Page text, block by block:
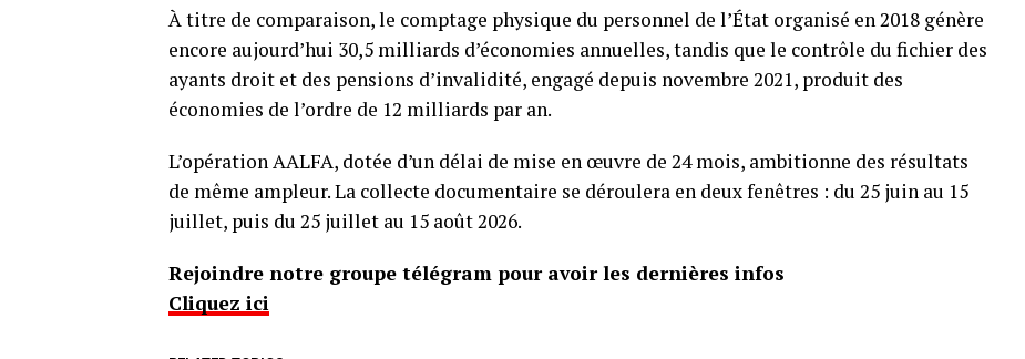
À titre de comparaison, le comptage physique du personnel de l’État organisé en 2018 génère
encore aujourd’hui 30,5 milliards d’économies annuelles, tandis que le contrôle du fichier des
ayants droit et des pensions d’invalidité, engagé depuis novembre 2021, produit des
économies de l’ordre de 12 milliards par an.
L’opération AALFA, dotée d’un délai de mise en œuvre de 24 mois, ambitionne des résultats
de même ampleur. La collecte documentaire se déroulera en deux fenêtres : du 25 juin au 15
juillet, puis du 25 juillet au 15 août 2026.
Rejoindre notre groupe télégram pour avoir les dernières infos
Cliquez ici